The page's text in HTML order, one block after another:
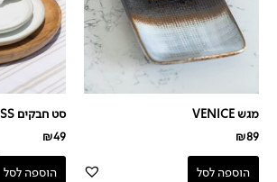
מגש VENICE
₪89
הוספה לסל
סט חבקים BLISS
₪49
הוספה לסל